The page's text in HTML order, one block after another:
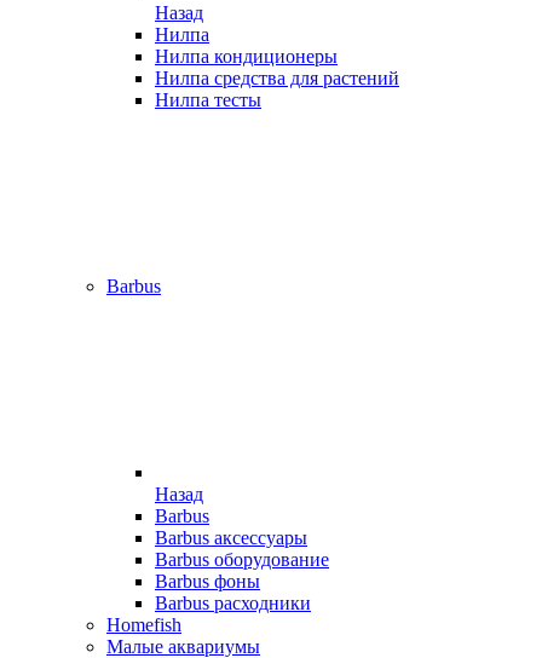
Назад
Нилпа
Нилпа кондиционеры
Нилпа средства для растений
Нилпа тесты
Barbus
Назад
Barbus
Barbus аксессуары
Barbus оборудование
Barbus фоны
Barbus расходники
Homefish
Малые аквариумы